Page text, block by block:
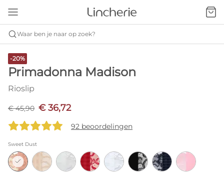
Waar ben je naar op zoek?
-20%
Primadonna Madison
Rioslip
€ 45,90 € 36,72
92 beoordelingen
Sweet Dust